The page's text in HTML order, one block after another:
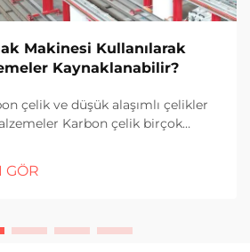
Makinesi Kullanılarak
Kaynaklanabilir?
çelik ve düşük alaşımlı çelikler
Karbon çelik birçok
edilmektedir. Ana nedenler?
ucuz ve iyi çalışıyor...
GÖR